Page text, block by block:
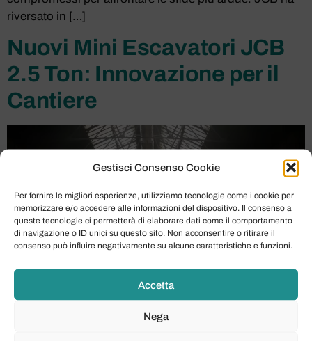
Gestisci Consenso Cookie
Per fornire le migliori esperienze, utilizziamo tecnologie come i cookie per
memorizzare e/o accedere alle informazioni del dispositivo. Il consenso a
queste tecnologie ci permetterà di elaborare dati come il comportamento
di navigazione o ID unici su questo sito. Non acconsentire o ritirare il
consenso può influire negativamente su alcune caratteristiche e funzioni.
Accetta
Nega
riversato in […]
Nuovi Mini Escavatori JCB
2.5 Ton: Innovazione per il
Cantiere